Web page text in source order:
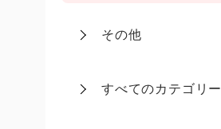
その他
すべてのカテゴリー